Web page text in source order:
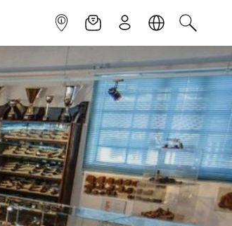
INFOPOINTNEWSLETTER
ISCRIVITILINGUACERCA